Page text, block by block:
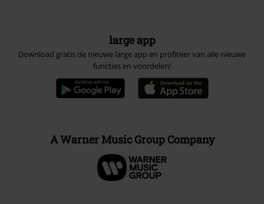
large app
Download gratis de nieuwe large app en profiteer van alle nieuwe
functies en voordelen!
A Warner Music Group Company